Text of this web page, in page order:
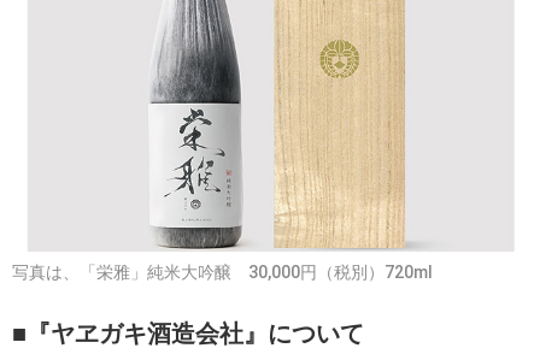
写真は、「栄雅」純米大吟醸 30,000円（税別）720ml
■『ヤヱガキ酒造会社』について